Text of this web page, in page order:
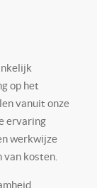
op het
vanuit onze
ervaring
werkwijze
van kosten.